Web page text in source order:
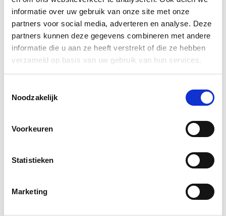
informatie over uw gebruik van onze site met onze
partners voor social media, adverteren en analyse. Deze
partners kunnen deze gegevens combineren met andere
informatie die u aan ze heeft verstrekt of die ze hebben
verzameld op basis van uw gebruik van hun services.
Noodzakelijk
Voorkeuren
Statistieken
Marketing
Gerelateerde producten
Volgende Volgende
Pharmex Day Pill Box 3 Vakken
Bekijk productToevoegen aan winkelwagen
Scholl Light Legs 60d Small Black
Bekijk productToevoegen aan winkelwagen
Scholl Light Legs 20d Small Black